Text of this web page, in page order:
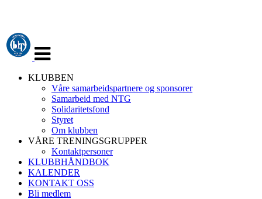
navigasjon
KLUBBEN
Våre samarbeidspartnere og sponsorer
Samarbeid med NTG
Solidaritetsfond
Styret
Om klubben
VÅRE TRENINGSGRUPPER
Kontaktpersoner
KLUBBHÅNDBOK
KALENDER
KONTAKT OSS
Bli medlem